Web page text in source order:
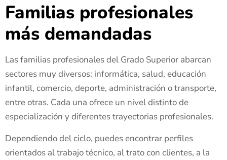
Familias profesionales
más demandadas
Las familias profesionales del Grado Superior abarcan
sectores muy diversos: informática, salud, educación
infantil, comercio, deporte, administración o transporte,
entre otras. Cada una ofrece un nivel distinto de
especialización y diferentes trayectorias profesionales.
Dependiendo del ciclo, puedes encontrar perfiles
orientados al trabajo técnico, al trato con clientes, a la